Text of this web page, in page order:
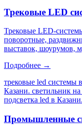
Трековые LED
Трековые LED-
поворотные,
выставок, шоурумов,
Подробнее →
трековые led системы
Казани. светильник
подсветка led в Казани.
Промышленные